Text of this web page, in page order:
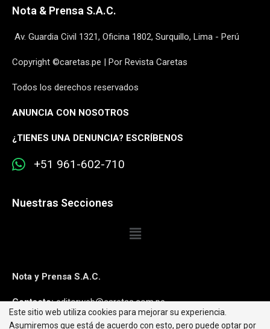
Nota & Prensa S.A.C.
Av. Guardia Civil 1321, Oficina 1802, Surquillo, Lima - Perú
Copyright ©caretas.pe | Por Revista Caretas
Todos los derechos reservados
ANUNCIA CON NOSOTROS
¿TIENES UNA DENUNCIA? ESCRÍBENOS
+51 961-602-710
Nuestras Secciones
Nota y Prensa S.A.C.
Contacto:editorweb@caretas.com.pe
Este sitio web utiliza cookies para mejorar su experiencia.
Asumiremos que está de acuerdo con esto, pero puede optar por